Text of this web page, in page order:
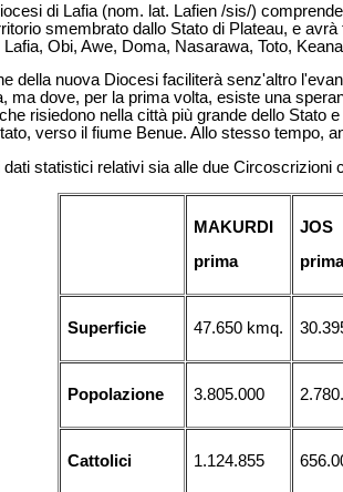
di Lafia (nom. lat. Lafien /sis/)
smembrato dallo Stato di Plateau, e
Lafia, Obi, Awe, Doma, Nasarawa, Toto,
della nuova Diocesi faciliterà senz'altro
ma dove, per la prima volta, esiste una
risiedono nella città più grande dello Stato
verso il fiume Benue. Allo stesso tempo,
dati statistici relativi sia alle due Circoscrizioni
MAKURDI
prima
JOS
prima
Superficie 47.650 kmq.
Popolazione 3.805.000
Cattolici 1.124.855